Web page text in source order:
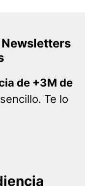
de +3M de
Te lo